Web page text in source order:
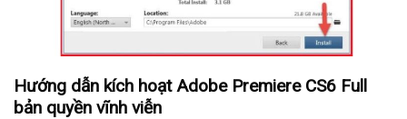
Hướng dẫn kích hoạt Adobe Premiere CS6 Full
bản quyền vĩnh viễn